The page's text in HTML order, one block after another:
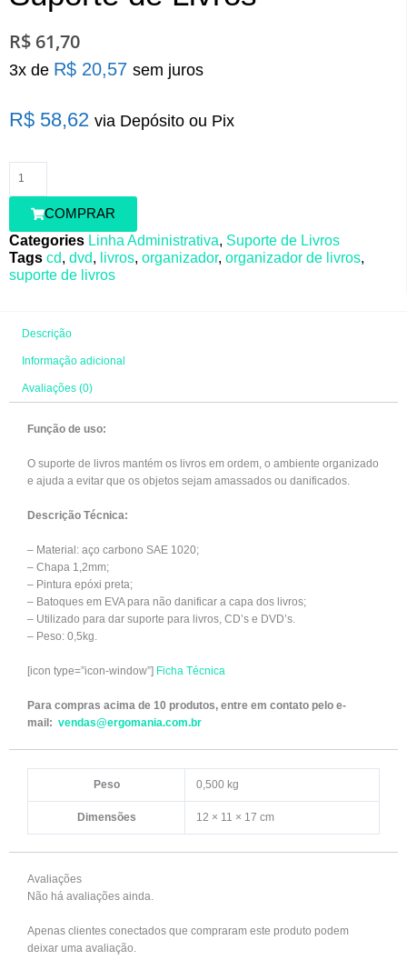
R$ 61,70
3x de R$ 20,57 sem juros
R$ 58,62 via Depósito ou Pix
Suporte
quantidade
COMPRAR
Categories Linha Administrativa, Suporte de Livros
Tags cd, dvd, livros, organizador, organizador de livros,
suporte de livros
Descrição
Informação adicional
Avaliações (0)
Função de uso:
O suporte de livros mantém os livros em ordem, o ambiente organizado
e ajuda a evitar que os objetos sejam amassados ou danificados.
Descrição Técnica:
– Material: aço carbono SAE 1020;
– Chapa 1,2mm;
– Pintura epóxi preta;
– Batoques em EVA para não danificar a capa dos livros;
– Utilizado para dar suporte para livros, CD’s e DVD’s.
– Peso: 0,5kg.
[icon type=”icon-window”] Ficha Técnica
Para compras acima de 10 produtos, entre em contato pelo e-
mail: vendas@ergomania.com.br
Peso 0,500 kg
Dimensões 12 × 11 × 17 cm
Avaliações
Não há avaliações ainda.
Apenas clientes conectados que compraram este produto podem
deixar uma avaliação.